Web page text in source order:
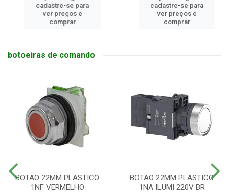
cadastre-se para
ver preços e
comprar
cadastre-se para
ver preços e
comprar
botoeiras de comando
BOTAO 22MM PLASTICO
1NF VERMELHO
BOTAO 22MM PLASTICO
1NA ILUMI 220V BR